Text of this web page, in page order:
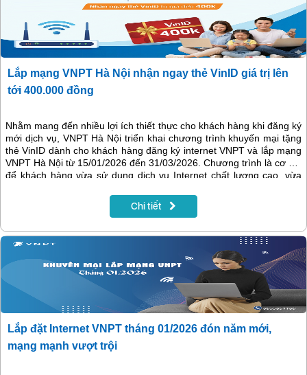
Lắp mạng VNPT Hà Nội nhận ngay thẻ VinID giá trị lên
tới 400.000 đồng
Nhằm mang đến nhiều lợi ích thiết thực cho khách hàng khi đăng ký
mới dịch vụ, VNPT Hà Nội triển khai chương trình khuyến mại tặng
thẻ VinID dành cho khách hàng đăng ký internet VNPT và lắp mạng
VNPT Hà Nội từ 15/01/2026 đến 31/03/2026. Chương trình là cơ hội
để khách hàng vừa sử dụng dịch vụ Internet chất lượng cao, vừa
Chi tiết
Lắp đặt Internet VNPT tháng 01/2026 đón năm mới,
mạng mạnh vượt trội